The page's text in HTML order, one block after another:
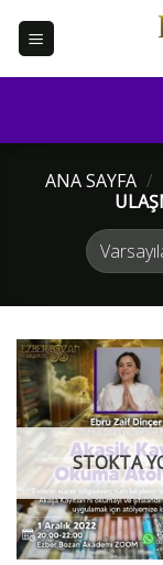
ANA SAYFA /
STOKTA